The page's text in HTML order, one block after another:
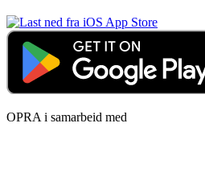
OPRA i samarbeid med